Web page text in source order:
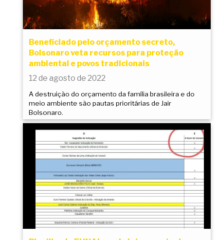
Beneficiado pelo orçamento secreto,
Bolsonaro veta recursos para proteção
ambiental e povos tradicionais
12 de agosto de 2022
A destruição do orçamento da família brasileira e do
meio ambiente são pautas prioritárias de Jair
Bolsonaro.